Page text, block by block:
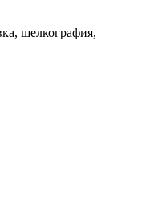
шелкография,